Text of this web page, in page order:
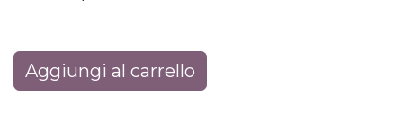
Aggiungi al carrello